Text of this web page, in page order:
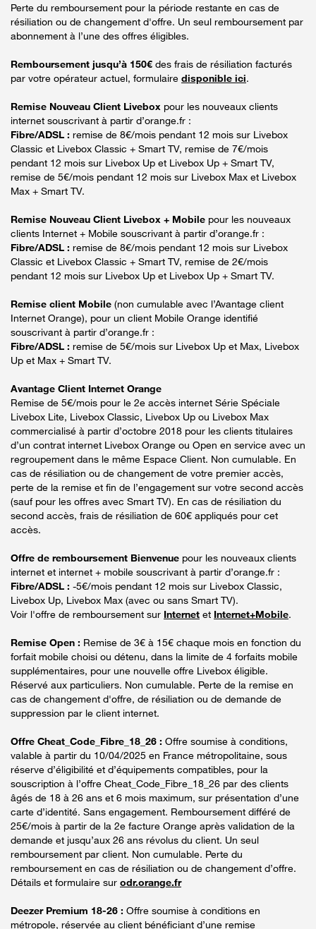
Perte du remboursement pour la période restante en cas de
résiliation ou de changement d'offre. Un seul remboursement par
abonnement à l’une des offres éligibles.
Remboursement jusqu’à 150€ des frais de résiliation facturés
par votre opérateur actuel, formulaire disponible ici.
Remise Nouveau Client Livebox pour les nouveaux clients
internet souscrivant à partir d’orange.fr :
Fibre/ADSL : remise de 8€/mois pendant 12 mois sur Livebox
Classic et Livebox Classic + Smart TV, remise de 7€/mois
pendant 12 mois sur Livebox Up et Livebox Up + Smart TV,
remise de 5€/mois pendant 12 mois sur Livebox Max et Livebox
Max + Smart TV.
Remise Nouveau Client Livebox + Mobile pour les nouveaux
clients Internet + Mobile souscrivant à partir d’orange.fr :
Fibre/ADSL : remise de 8€/mois pendant 12 mois sur Livebox
Classic et Livebox Classic + Smart TV, remise de 2€/mois
pendant 12 mois sur Livebox Up et Livebox Up + Smart TV.
Remise client Mobile (non cumulable avec l’Avantage client
Internet Orange), pour un client Mobile Orange identifié
souscrivant à partir d’orange.fr :
Fibre/ADSL : remise de 5€/mois sur Livebox Up et Max, Livebox
Up et Max + Smart TV.
Avantage Client Internet Orange
Remise de 5€/mois pour le 2e accès internet Série Spéciale
Livebox Lite, Livebox Classic, Livebox Up ou Livebox Max
commercialisé à partir d’octobre 2018 pour les clients titulaires
d’un contrat internet Livebox Orange ou Open en service avec un
regroupement dans le même Espace Client. Non cumulable. En
cas de résiliation ou de changement de votre premier accès,
perte de la remise et fin de l’engagement sur votre second accès
(sauf pour les offres avec Smart TV). En cas de résiliation du
second accès, frais de résiliation de 60€ appliqués pour cet
accès.
Offre de remboursement Bienvenue pour les nouveaux clients
internet et internet + mobile souscrivant à partir d’orange.fr :
Fibre/ADSL : -5€/mois pendant 12 mois sur Livebox Classic,
Livebox Up, Livebox Max (avec ou sans Smart TV).
Voir l'offre de remboursement sur Internet et Internet+Mobile.
Remise Open : Remise de 3€ à 15€ chaque mois en fonction du
forfait mobile choisi ou détenu, dans la limite de 4 forfaits mobile
supplémentaires, pour une nouvelle offre Livebox éligible.
Réservé aux particuliers. Non cumulable. Perte de la remise en
cas de changement d'offre, de résiliation ou de demande de
suppression par le client internet.
Offre Cheat_Code_Fibre_18_26 : Offre soumise à conditions,
valable à partir du 10/04/2025 en France métropolitaine, sous
réserve d’éligibilité et d’équipements compatibles, pour la
souscription à l’offre Cheat_Code_Fibre_18_26 par des clients
âgés de 18 à 26 ans et 6 mois maximum, sur présentation d’une
carte d’identité. Sans engagement. Remboursement différé de
25€/mois à partir de la 2e facture Orange après validation de la
demande et jusqu’aux 26 ans révolus du client. Un seul
remboursement par client. Non cumulable. Perte du
remboursement en cas de résiliation ou de changement d’offre.
Détails et formulaire sur odr.orange.fr
Deezer Premium 18-26 : Offre soumise à conditions en
métropole, réservée au client bénéficiant d’une remise